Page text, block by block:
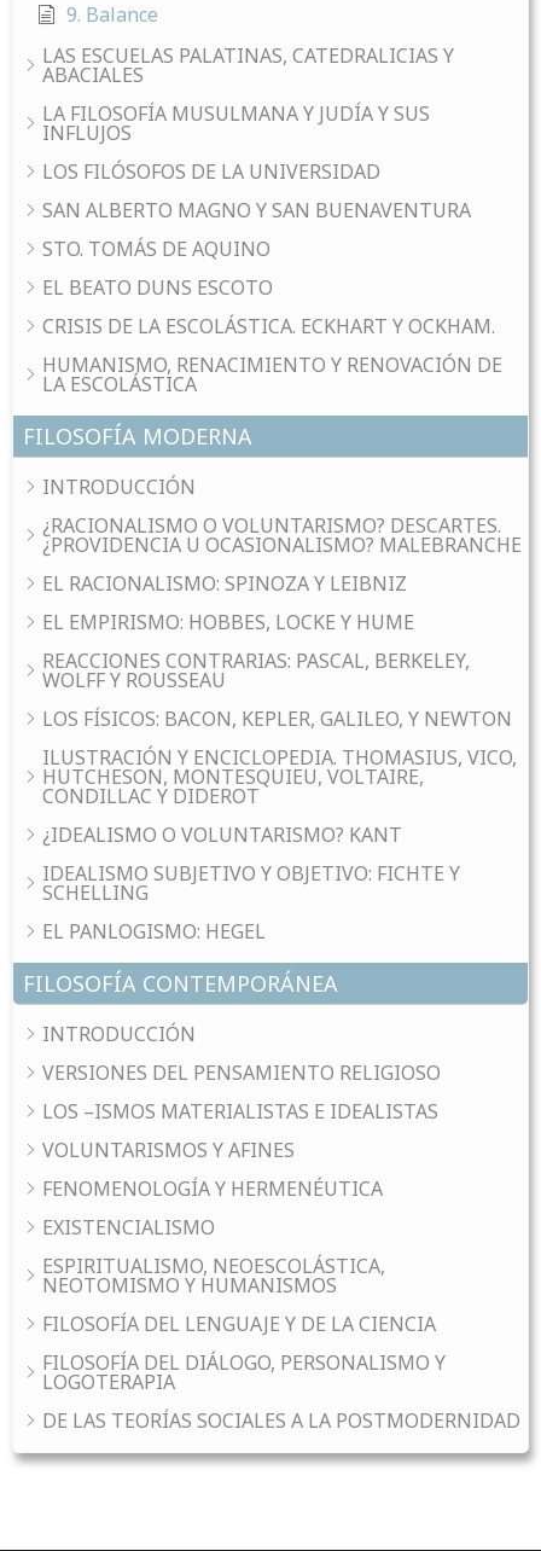
9. Balance
LAS ESCUELAS PALATINAS, CATEDRALICIAS Y
ABACIALES
LA FILOSOFÍA MUSULMANA Y JUDÍA Y SUS
INFLUJOS
LOS FILÓSOFOS DE LA UNIVERSIDAD
SAN ALBERTO MAGNO Y SAN BUENAVENTURA
STO. TOMÁS DE AQUINO
EL BEATO DUNS ESCOTO
CRISIS DE LA ESCOLÁSTICA. ECKHART Y OCKHAM.
HUMANISMO, RENACIMIENTO Y RENOVACIÓN DE
LA ESCOLÁSTICA
FILOSOFÍA MODERNA
INTRODUCCIÓN
¿RACIONALISMO O VOLUNTARISMO? DESCARTES.
¿PROVIDENCIA U OCASIONALISMO? MALEBRANCHE
EL RACIONALISMO: SPINOZA Y LEIBNIZ
EL EMPIRISMO: HOBBES, LOCKE Y HUME
REACCIONES CONTRARIAS: PASCAL, BERKELEY,
WOLFF Y ROUSSEAU
LOS FÍSICOS: BACON, KEPLER, GALILEO, Y NEWTON
ILUSTRACIÓN Y ENCICLOPEDIA. THOMASIUS, VICO,
HUTCHESON, MONTESQUIEU, VOLTAIRE,
CONDILLAC Y DIDEROT
¿IDEALISMO O VOLUNTARISMO? KANT
IDEALISMO SUBJETIVO Y OBJETIVO: FICHTE Y
SCHELLING
EL PANLOGISMO: HEGEL
FILOSOFÍA CONTEMPORÁNEA
INTRODUCCIÓN
VERSIONES DEL PENSAMIENTO RELIGIOSO
LOS –ISMOS MATERIALISTAS E IDEALISTAS
VOLUNTARISMOS Y AFINES
FENOMENOLOGÍA Y HERMENÉUTICA
EXISTENCIALISMO
ESPIRITUALISMO, NEOESCOLÁSTICA,
NEOTOMISMO Y HUMANISMOS
FILOSOFÍA DEL LENGUAJE Y DE LA CIENCIA
FILOSOFÍA DEL DIÁLOGO, PERSONALISMO Y
LOGOTERAPIA
DE LAS TEORÍAS SOCIALES A LA POSTMODERNIDAD